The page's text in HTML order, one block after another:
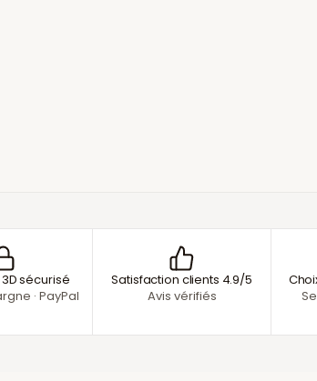
sécurisé
· PayPal
Satisfaction clients 4.9/5
Avis vérifiés